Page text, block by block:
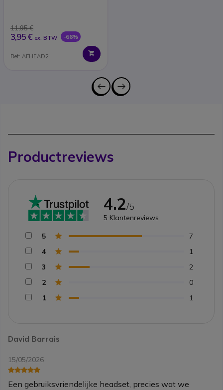
11,95 €
3,95 € ex. BTW -66%
Ref: AFHEAD2
Productreviews
David Barrais
15/05/2026
Een gebruiksvriendelijke headset, precies wat we
4.2/5
5 Klantenreviews
5
7
4
1
3
2
2
0
1
1